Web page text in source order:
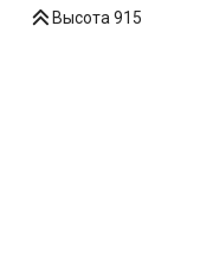
Высота 915